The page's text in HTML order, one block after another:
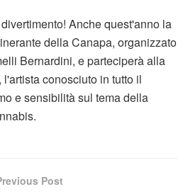
Anche quest'anno la
della Canapa, organizzato
Bernardini, e parteciperà alla
conosciuto in tutto il
e sensibilità sul tema della
Post